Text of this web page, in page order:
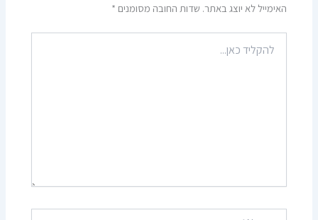
האימייל לא יוצג באתר. שדות החובה מסומנים *
כאן...